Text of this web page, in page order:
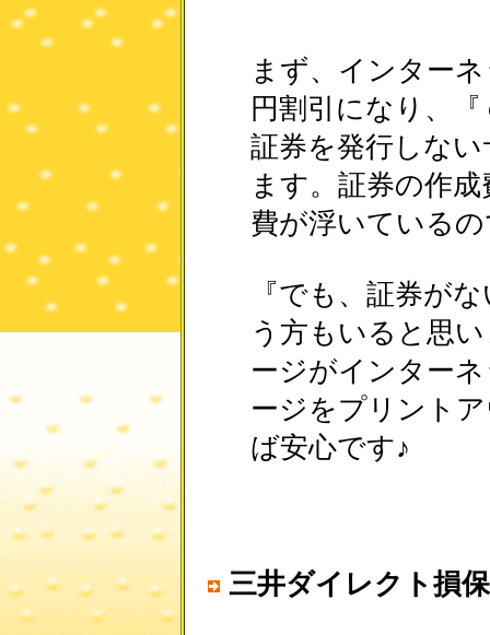
まず、インター
円割引になり、
証券を発行しな
ます。証券の作
費が浮いている
『でも、証券が
う方もいると思
ージがインター
ージをプリント
ば安心です♪
三井ダイレクト損